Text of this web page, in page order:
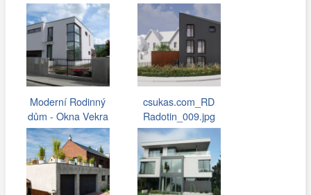
Moderní Rodinný
dům - Okna Vekra
csukas.com_RD
Radotin_009.jpg